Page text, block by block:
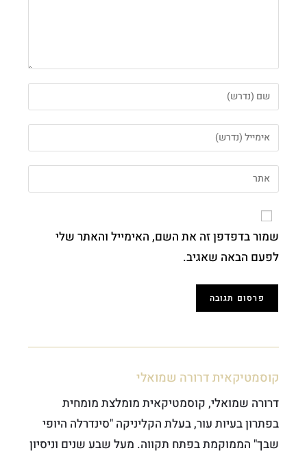
שמור בדפדפן זה את השם, האימייל והאתר שלי
לפעם הבאה שאגיב.
קוסמטיקאית דרורה שמואלי
דרורה שמואלי, קוסמטיקאית מומלצת מומחית
בפתרון בעיות עור, בעלת הקליניקה "סינדרלה היופי
שבך" הממוקמת בפתח תקווה. מעל שבע שנים וניסיון